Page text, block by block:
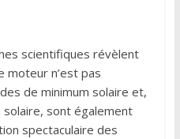
scientifiques révèlent
moteur n’est pas
de minimum solaire et,
sont également
spectaculaire des